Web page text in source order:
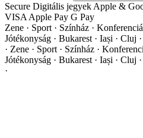
Secure Digitális jegyek Apple &
VISA Apple Pay G Pay
Zene · Sport · Színház ·
Jótékonyság · Bukarest · Iași · Cluj
· Zene · Sport · Színház ·
Jótékonyság · Bukarest · Iași · Cluj
·